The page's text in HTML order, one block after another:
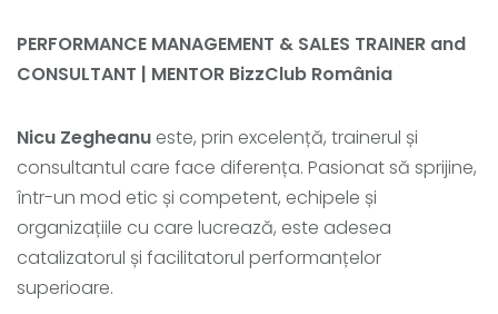
PERFORMANCE MANAGEMENT & SALES TRAINER and
CONSULTANT | MENTOR BizzClub România
Nicu Zegheanu este, prin excelență, trainerul și
consultantul care face diferența. Pasionat să sprijine,
într-un mod etic și competent, echipele și
organizațiile cu care lucrează, este adesea
catalizatorul și facilitatorul performanțelor
superioare.